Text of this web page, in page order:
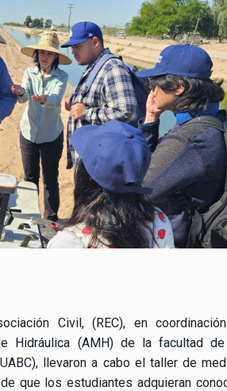
Civil, (REC), en
Hidráulica (AMH) de la facultad
llevaron a cabo el taller de
que los estudiantes adquieran